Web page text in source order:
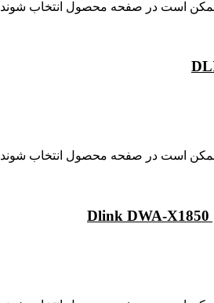
ممکن است در صفحه محصول انتخاب شوند
ممکن است در صفحه محصول انتخاب شوند